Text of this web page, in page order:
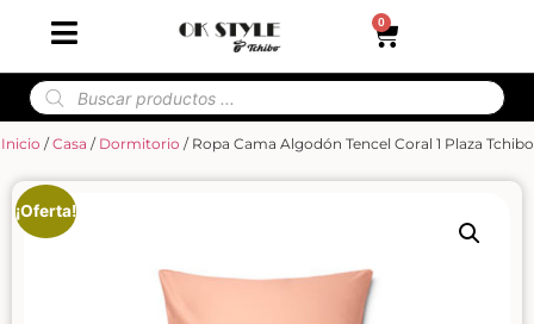
0
Inicio /Casa / Dormitorio / Ropa Cama Algodón Tencel Coral 1 Plaza Tchibo
¡Oferta!